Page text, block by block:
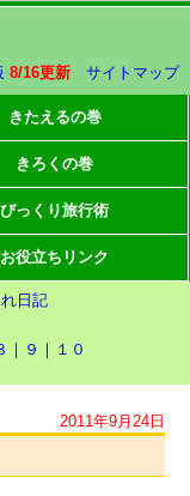
8/16更新 サイトマップ
きたえるの巻
きろくの巻
びっくり旅行術
お役立ちリンク
日記
｜ ９ ｜ １０
2011年9月24日